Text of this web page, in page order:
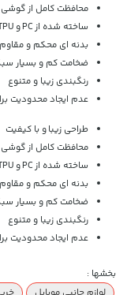
محافظت کامل از
ساخته شده از PC و TPU
بدنه ای محکم و مقاوم
ضخامت کم و بسیار
رنگبندی زیبا و متنوع
عدم ایجاد محدودیت
طراحی زیبا و با کیفیت
محافظت کامل از
ساخته شده از PC و TPU
بدنه ای محکم و مقاوم
ضخامت کم و بسیار
رنگبندی زیبا و متنوع
عدم ایجاد محدودیت
بخشها :